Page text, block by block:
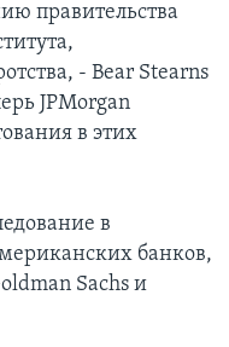
правительства
- Bear Stearns
JPMorgan
в этих
в
банков,
Sachs и